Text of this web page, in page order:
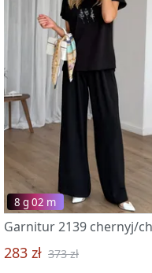
8 g 02 m
283 zł 373 zł